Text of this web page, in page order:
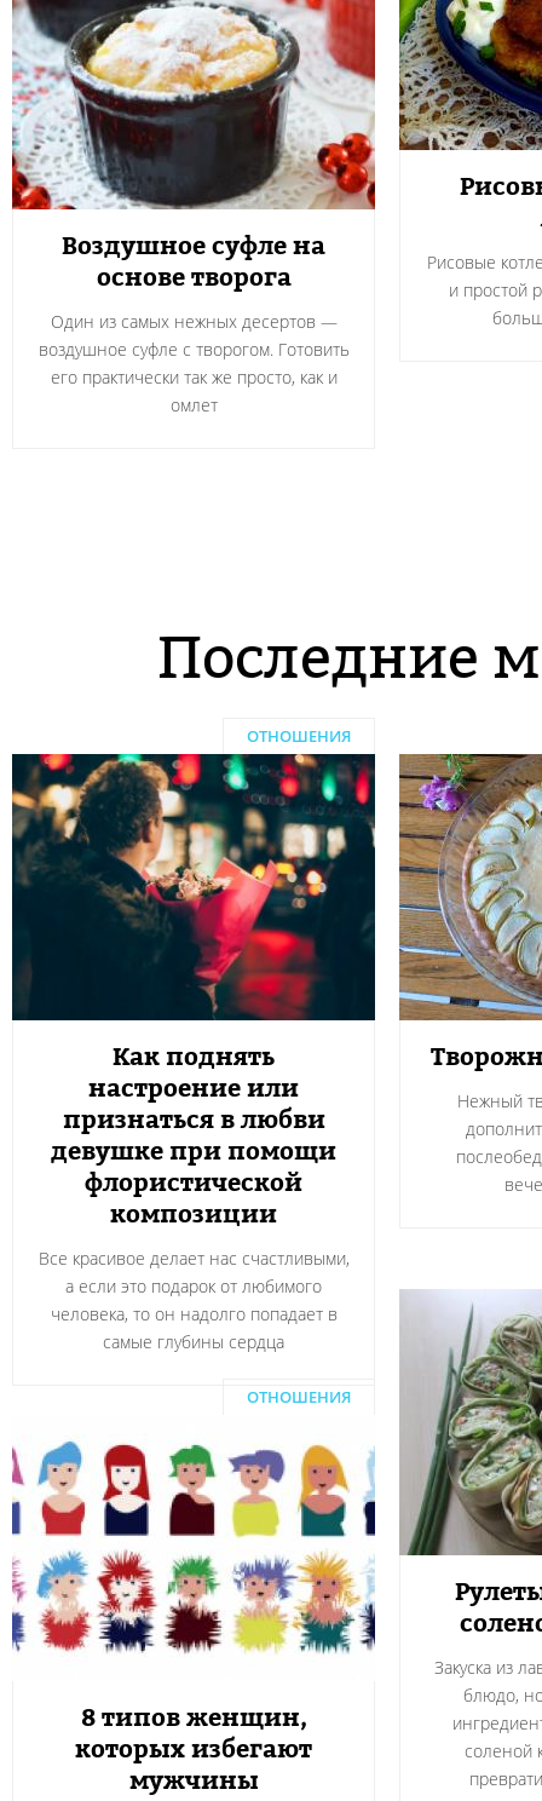
Рисовые
и простой
Воздушное суфле на
основе творога
Один из самых нежных десертов —
воздушное суфле с творогом. Готовить
его практически так же просто, как и
омлет
Последние
ОТНОШЕНИЯ
Как поднять
настроение или
признаться в любви
девушке при помощи
флористической
композиции
Все красивое делает нас счастливыми,
а если это подарок от любимого
человека, то он надолго попадает в
самые глубины сердца
Нежный
Закуска из
блюдо,
соленой
ОТНОШЕНИЯ
8 типов женщин,
которых избегают
мужчины